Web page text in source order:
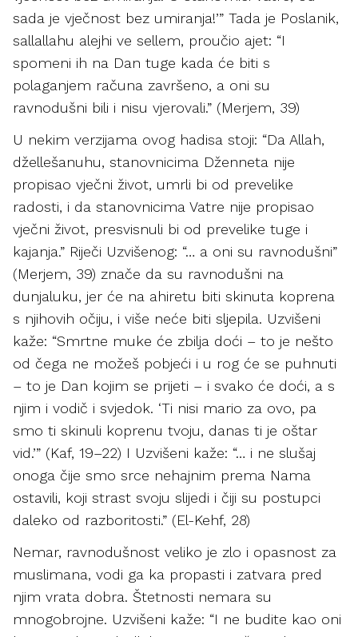
sada je vječnost bez umiranja!’” Tada je Poslanik,
sallallahu alejhi ve sellem, proučio ajet: “I
spomeni ih na Dan tuge kada će biti s
polaganjem računa završeno, a oni su
ravnodušni bili i nisu vjerovali.” (Merjem, 39)
U nekim verzijama ovog hadisa stoji: “Da Allah,
džellešanuhu, stanovnicima Dženneta nije
propisao vječni život, umrli bi od prevelike
radosti, i da stanovnicima Vatre nije propisao
vječni život, presvisnuli bi od prevelike tuge i
kajanja.” Riječi Uzvišenog: “… a oni su ravnodušni”
(Merjem, 39) znače da su ravnodušni na
dunjaluku, jer će na ahiretu biti skinuta koprena
s njihovih očiju, i više neće biti sljepila. Uzvišeni
kaže: “Smrtne muke će zbilja doći – to je nešto
od čega ne možeš pobjeći i u rog će se puhnuti
– to je Dan kojim se prijeti – i svako će doći, a s
njim i vodič i svjedok. ‘Ti nisi mario za ovo, pa
smo ti skinuli koprenu tvoju, danas ti je oštar
vid.’” (Kaf, 19–22) I Uzvišeni kaže: “… i ne slušaj
onoga čije smo srce nehajnim prema Nama
ostavili, koji strast svoju slijedi i čiji su postupci
daleko od razboritosti.” (El-Kehf, 28)
Nemar, ravnodušnost veliko je zlo i opasnost za
muslimana, vodi ga ka propasti i zatvara pred
njim vrata dobra. Štetnosti nemara su
mnogobrojne. Uzvišeni kaže: “I ne budite kao oni